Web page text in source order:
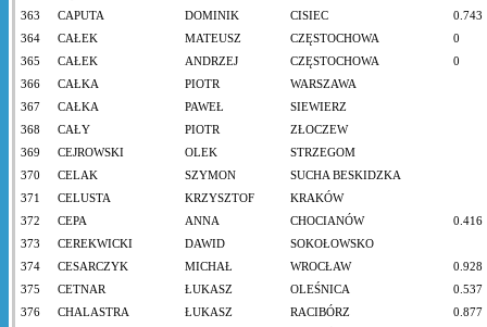
363
CAPUTA DOMINIK CISIEC
0.743
364
CAŁEK MATEUSZ CZĘSTOCHOWA
0
365
CAŁEK ANDRZEJ CZĘSTOCHOWA
0
366
CAŁKA PIOTR
WARSZAWA
367
CAŁKA PAWEŁ
SIEWIERZ
368
CAŁY PIOTR
ZŁOCZEW
369
CEJROWSKI OLEK
STRZEGOM
370
CELAK SZYMON
SUCHA BESKIDZKA
371
CELUSTA KRZYSZTOF
KRAKÓW
372
CEPA ANNA CHOCIANÓW
0.416
373
CEREKWICKI DAWID
SOKOŁOWSKO
374
CESARCZYK MICHAŁ WROCŁAW
0.928
375
CETNAR ŁUKASZ OLEŚNICA
0.537
376
CHALASTRA ŁUKASZ RACIBÓRZ
0.877